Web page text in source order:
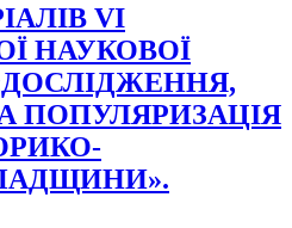
VІ
НАУКОВОЇ
ПОПУЛЯРИЗАЦІЯ